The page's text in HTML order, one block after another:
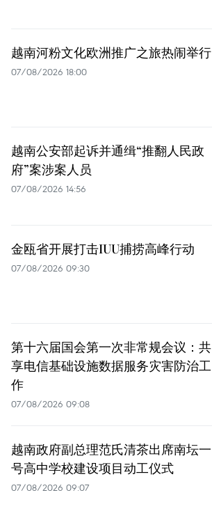
越南河粉文化欧洲推广之旅热闹举行
07/08/2026 18:00
越南公安部起诉并通缉“推翻人民政
府”案涉案人员
07/08/2026 14:56
金瓯省开展打击IUU捕捞高峰行动
07/08/2026 09:30
第十六届国会第一次非常规会议：共
享电信基础设施数据服务灾害防治工
作
07/08/2026 09:08
越南政府副总理范氏清茶出席南坛一
号高中学校建设项目动工仪式
07/08/2026 09:07